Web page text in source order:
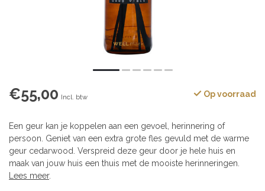
€55,00 Incl. btw Op voorraad
Een geur kan je koppelen aan een gevoel, herinnering of
persoon. Geniet van een extra grote fles gevuld met de warme
geur cedarwood. Verspreid deze geur door je hele huis en
maak van jouw huis een thuis met de mooiste herinneringen.
Lees meer.